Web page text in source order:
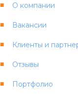
О компании
Вакансии
Клиенты и
Отзывы
Портфолио